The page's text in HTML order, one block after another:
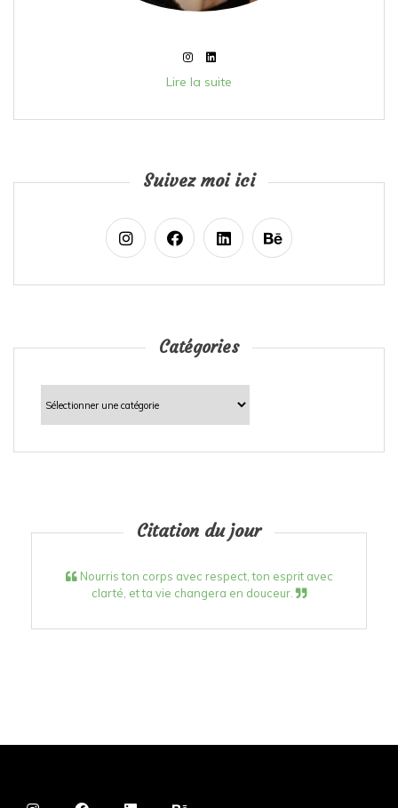
Lire la suite
Suivez moi ici
Catégories
Catégories
Citation du jour
Nourris ton corps avec respect, ton esprit avec
clarté, et ta vie changera en douceur.